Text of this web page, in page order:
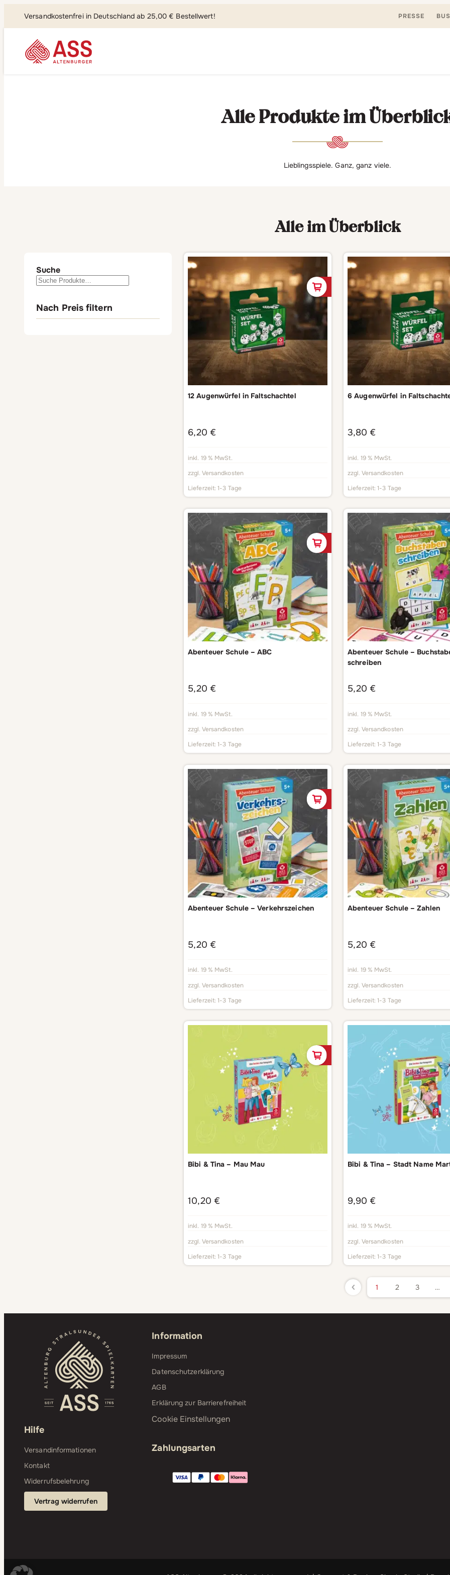
Versandkostenfrei in Deutschland ab 25,00 € Bestellwert! PRESSE
Alle Produkte im
Lieblingsspiele. Ganz, ganz viele.
Alle im Überblick
Suche
Nach Preis filtern
12 Augenwürfel in Faltschachtel
6,20 €
inkl. 19 % MwSt.
zzgl. Versandkosten
Lieferzeit:1-3 Tage
In den Warenkorb
6 Augenwürfel in
3,80 €
inkl. 19 % MwSt.
zzgl. Versandkosten
Lieferzeit:1-3 Tage
Abenteuer Schule – ABC
5,20 €
inkl. 19 % MwSt.
zzgl. Versandkosten
Lieferzeit:1-3 Tage
In den Warenkorb
Abenteuer Schule –
schreiben
5,20 €
inkl. 19 % MwSt.
zzgl. Versandkosten
Lieferzeit:1-3 Tage
Abenteuer Schule – Verkehrszeichen
5,20 €
inkl. 19 % MwSt.
zzgl. Versandkosten
Lieferzeit:1-3 Tage
In den Warenkorb
Abenteuer Schule – Zahlen
5,20 €
inkl. 19 % MwSt.
zzgl. Versandkosten
Lieferzeit:1-3 Tage
Bibi & Tina – Mau Mau
10,20 €
inkl. 19 % MwSt.
zzgl. Versandkosten
Lieferzeit:1-3 Tage
In den Warenkorb
Bibi & Tina – Stadt Name
9,90 €
inkl. 19 % MwSt.
zzgl. Versandkosten
Lieferzeit:1-3 Tage
1 2 3 …
Hilfe
Versandinformationen
Kontakt
Widerrufsbelehrung
Vertrag widerrufen
Information
Impressum
Datenschutzerklärung
AGB
Erklärung zur Barrierefreiheit
Cookie Einstellungen
Zahlungsarten